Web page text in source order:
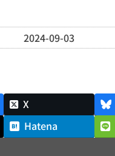
2024-09-03
X
Hatena